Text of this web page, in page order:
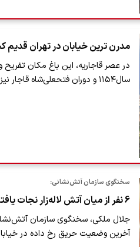
مدرن ترین خیابان در تهران
در عصر قاجاریه، این باغ مکان
سال۱۱۵۴ و دوران فتحعلی‌شاه قاجار نیز باغ…
سخنگوی سازمان آتش‌نشانی:
6 نفر از میان آتش لاله‌زار نجات یافتند
جلال ملکی، سخنگوی سازمان
آخرین وضعیت حریق رخ داده در خیابان